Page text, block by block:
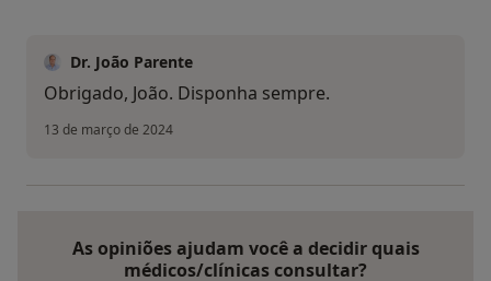
Dr. João Parente
Obrigado, João. Disponha sempre.
13 de março de 2024
As opiniões ajudam você a decidir quais
médicos/clínicas consultar?